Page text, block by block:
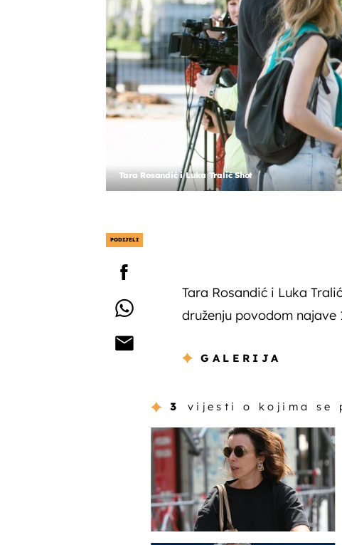
Tara Rosandić i Luka Tralić Shot
PODIJELI
Tara Rosandić i Luka
druženju povodom najave
GALERIJA
3 vijesti o kojima se